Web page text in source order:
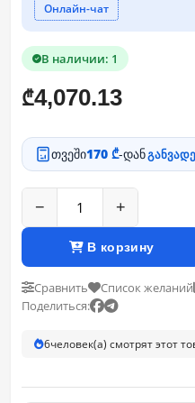
Онлайн-чат
В наличии: 1
₾4,070.13
თვეში170 ₾-დან
− +
В корзину
Сравнить Список желаний
Поделиться:
6человек(а) смотрят этот